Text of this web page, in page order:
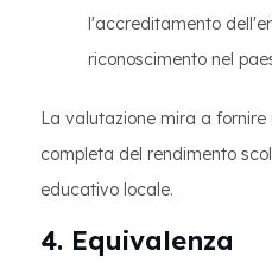
l'accreditamento
riconoscimento nel
La valutazione mira a fornire
completa del rendimento
educativo locale.
4. Equivalenza